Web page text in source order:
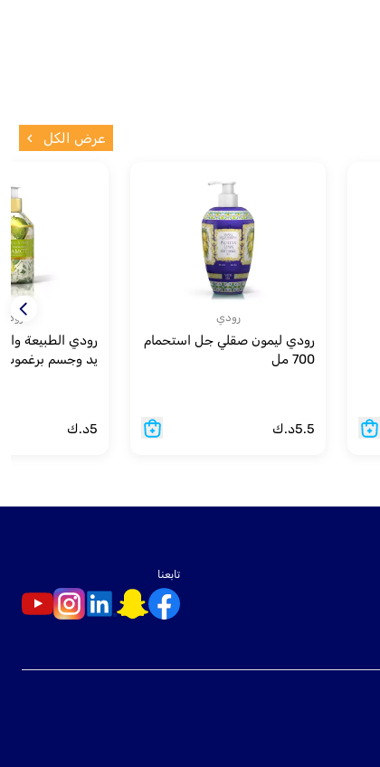
عرض الكل
رودي
رودي ليمون صقلي جل استحمام
700 مل
5.5د.ك
رودي الطبيعة
يد وجسم برغموت 250 مل
5د.ك
تابعنا